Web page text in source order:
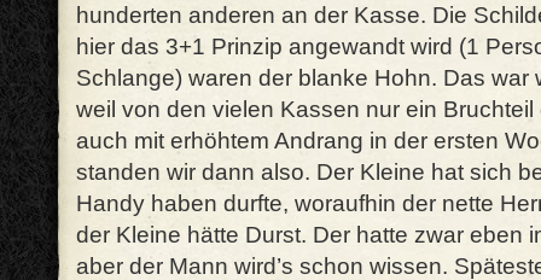
hunderten anderen an der Kasse. Die
hier das 3+1 Prinzip angewandt wird (1
Schlange) waren der blanke Hohn. Das war
weil von den vielen Kassen nur ein
auch mit erhöhtem Andrang in der ersten
standen wir dann also. Der Kleine hat sich
Handy haben durfte, woraufhin der nette
der Kleine hätte Durst. Der hatte zwar eben
aber der Mann wird’s schon wissen.